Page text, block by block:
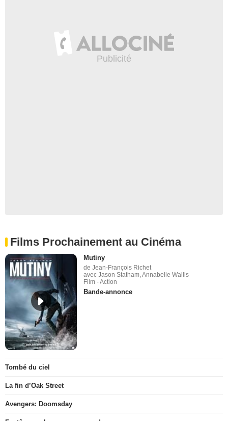
Films Prochainement au Cinéma
Mutiny
de Jean-François Richet
avec Jason Statham, Annabelle Wallis
Film - Action
Bande-annonce
Tombé du ciel
La fin d’Oak Street
Avengers: Doomsday